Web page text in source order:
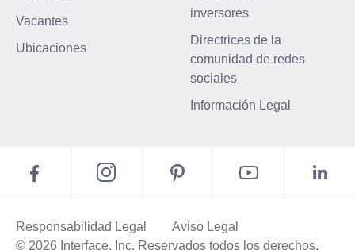
Vacantes
Ubicaciones
inversores
Directrices de la
comunidad de redes
sociales
Información Legal
Responsabilidad Legal
Aviso Legal
© 2026 Interface, Inc. Reservados todos los derechos.